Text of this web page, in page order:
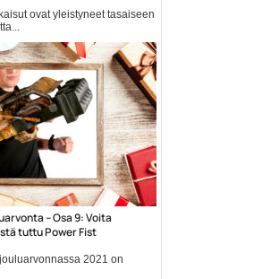
ovat yleistyneet tasaiseen
– Osa 9: Voita
tuttu Power Fist
2021 on